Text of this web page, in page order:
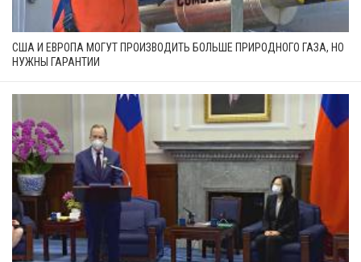
США И ЕВРОПА МОГУТ ПРОИЗВОДИТЬ БОЛЬШЕ ПРИРОДНОГО ГАЗА, НО
НУЖНЫ ГАРАНТИИ